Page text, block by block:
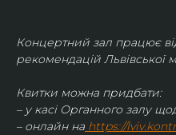
Концертний зал працює
рекомендацій Львівської
Квитки можна придбати:
– у касі Органного залу
– онлайн на https://